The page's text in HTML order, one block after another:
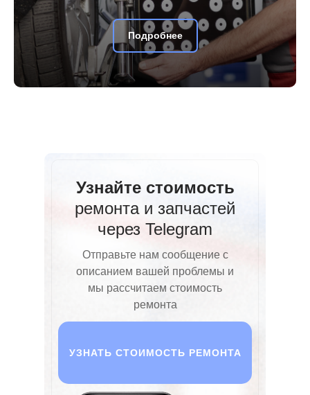
Подробнее
Отправьте нам сообщение с
описанием вашей проблемы и
мы рассчитаем стоимость
ремонта
Узнайте стоимость
ремонта и запчастей
через Telegram
УЗНАТЬ СТОИМОСТЬ РЕМОНТА